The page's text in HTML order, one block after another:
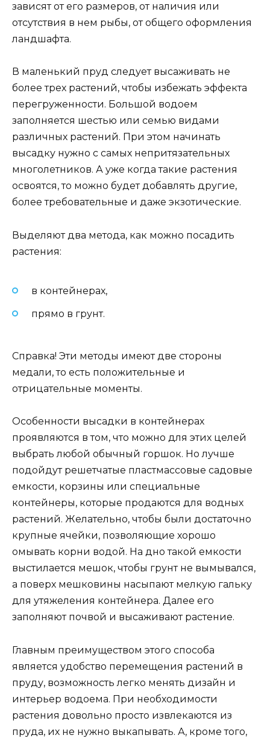
зависят от его размеров, от наличия или
отсутствия в нем рыбы, от общего оформления
ландшафта.
В маленький пруд следует высаживать не
более трех растений, чтобы избежать эффекта
перегруженности. Большой водоем
заполняется шестью или семью видами
различных растений. При этом начинать
высадку нужно с самых непритязательных
многолетников. А уже когда такие растения
освоятся, то можно будет добавлять другие,
более требовательные и даже экзотические.
Выделяют два метода, как можно посадить
растения:
в контейнерах,
прямо в грунт.
Справка! Эти методы имеют две стороны
медали, то есть положительные и
отрицательные моменты.
Особенности высадки в контейнерах
проявляются в том, что можно для этих целей
выбрать любой обычный горшок. Но лучше
подойдут решетчатые пластмассовые садовые
емкости, корзины или специальные
контейнеры, которые продаются для водных
растений. Желательно, чтобы были достаточно
крупные ячейки, позволяющие хорошо
омывать корни водой. На дно такой емкости
выстилается мешок, чтобы грунт не вымывался,
а поверх мешковины насыпают мелкую гальку
для утяжеления контейнера. Далее его
заполняют почвой и высаживают растение.
Главным преимуществом этого способа
является удобство перемещения растений в
пруду, возможность легко менять дизайн и
интерьер водоема. При необходимости
растения довольно просто извлекаются из
пруда, их не нужно выкапывать. А, кроме того,